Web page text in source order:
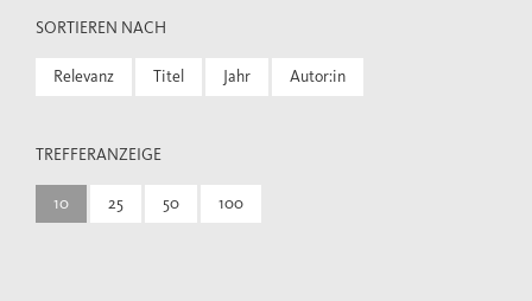
SORTIEREN NACH
Relevanz Titel Jahr Autor:in
TREFFERANZEIGE
10 25 50 100